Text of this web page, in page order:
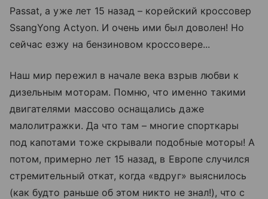
Passat, а уже лет 15 назад – корейский кроссовер
SsangYong Actyon. И очень ими был доволен! Но
сейчас езжу на бензиновом кроссовере...
Наш мир пережил в начале века взрыв любви к
дизельным моторам. Помню, что именно такими
двигателями массово оснащались даже
малолитражки. Да что там – многие спорткары
под капотами тоже скрывали подобные моторы! А
потом, примерно лет 15 назад, в Европе случился
стремительный откат, когда «вдруг» выяснилось
(как будто раньше об этом никто не знал!), что с